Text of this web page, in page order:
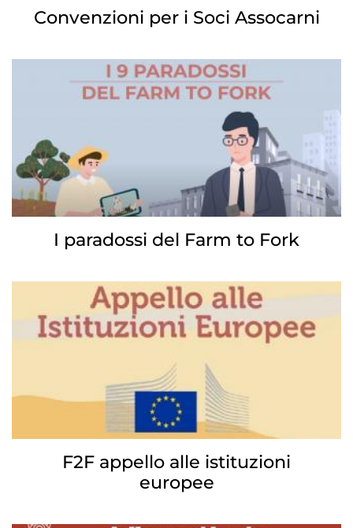
Convenzioni per i Soci Assocarni
I paradossi del Farm to Fork
F2F appello alle istituzioni
europee